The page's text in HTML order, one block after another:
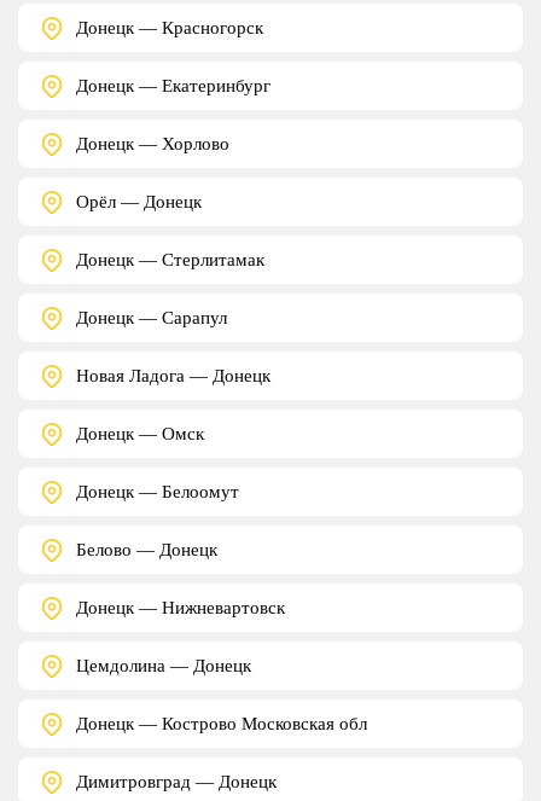
Донецк — Красногорск
Донецк — Екатеринбург
Донецк — Хорлово
Орёл — Донецк
Донецк — Стерлитамак
Донецк — Сарапул
Новая Ладога — Донецк
Донецк — Омск
Донецк — Белоомут
Белово — Донецк
Донецк — Нижневартовск
Цемдолина — Донецк
Донецк — Кострово Московская обл
Димитровград — Донецк